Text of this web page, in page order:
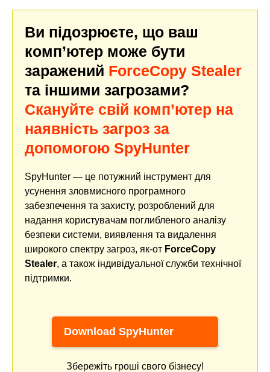
Ви підозрюєте, що ваш
комп’ютер може бути
заражений ForceCopy Stealer
та іншими загрозами?
Скануйте свій комп’ютер на
наявність загроз за
допомогою SpyHunter
SpyHunter — це потужний інструмент для
усунення зловмисного програмного
забезпечення та захисту, розроблений для
надання користувачам поглибленого аналізу
безпеки системи, виявлення та видалення
широкого спектру загроз, як-от ForceCopy
Stealer, а також індивідуальної служби технічної
підтримки.
Download SpyHunter
Збережіть гроші свого бізнесу!